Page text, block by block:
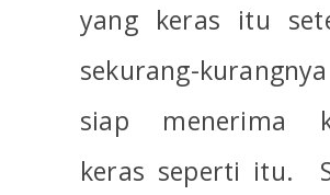
yang keras itu
sekurang-
siap
menerima
keras seperti itu.